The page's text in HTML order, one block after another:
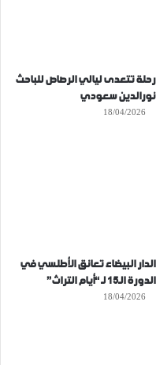
رحلة تتعدى ليالي الرصاص للباحث
نورالدين سعودي
18/04/2026
الدار البيضاء تعانق الأطلسي في
الدورة الـ15 لـ “أيام التراث”
18/04/2026